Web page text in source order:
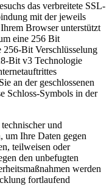
das verbreitete SSL-
mit der jeweils
Browser unterstützt
eine 256 Bit
Bit Verschlüsselung
Bit v3 Technologie
an der geschlossenen
Schloss-Symbols in der
und
um Ihre Daten gegen
teilweisen oder
den unbefugten
werden
fortlaufend